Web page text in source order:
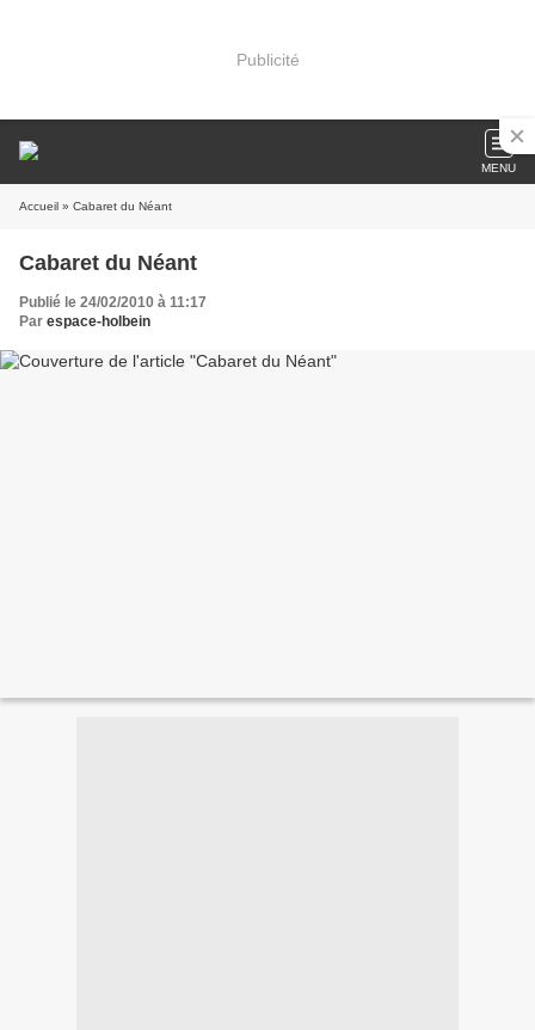
Publicité
MENU
Accueil » Cabaret du Néant
Cabaret du Néant
Publié le 24/02/2010 à 11:17
Par espace-holbein